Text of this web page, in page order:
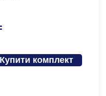
Купити комплект